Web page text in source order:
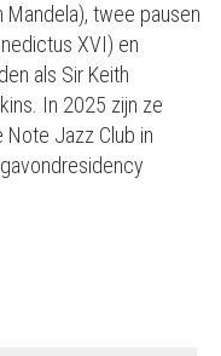
twee pausen
XVI) en
als Sir Keith
In 2025 zijn ze
Jazz Club in